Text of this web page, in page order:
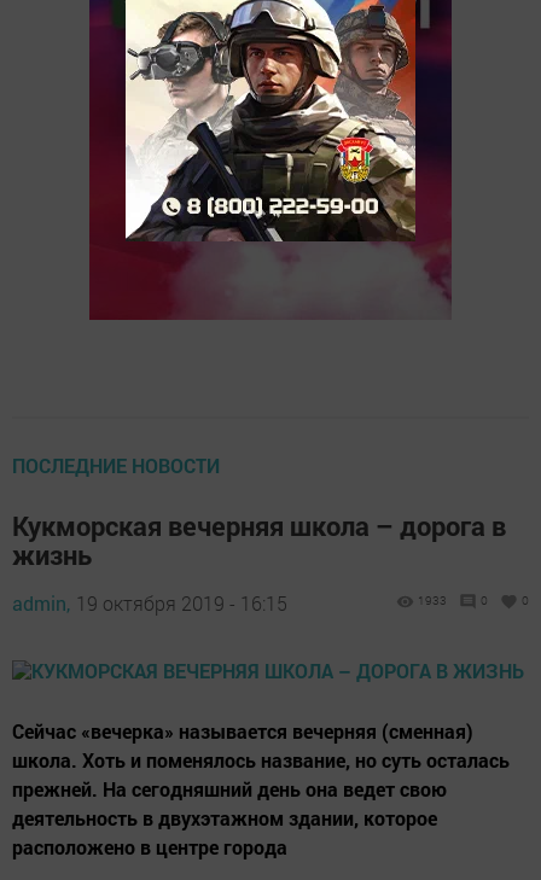
ПОСЛЕДНИЕ НОВОСТИ
Кукморская вечерняя школа – дорога в
жизнь
admin, 19 октября 2019 - 16:15 1933 0 0
Сейчас «вечерка» называется вечерняя (сменная)
школа. Хоть и поменялось название, но суть осталась
прежней. На сегодняшний день она ведет свою
деятельность в двухэтажном здании, которое
расположено в центре города